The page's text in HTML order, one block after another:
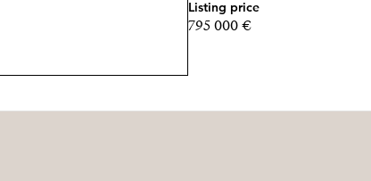
Listing price
795 000 €